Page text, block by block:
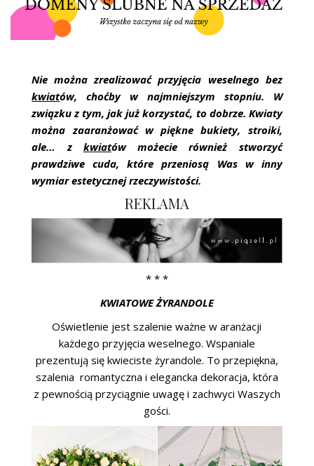
{HOT SEXY BEST}
ŚLUBNE STYLE
MAGAZYNY
ARCHIWUM
Nie można zrealizować przyjęcia weselnego bez
kwiatów, choćby w najmniejszym stopniu. W
związku z tym, jak już korzystać, to dobrze. Kwiaty
można zaaranżować w piękne bukiety, stroiki,
ale… z kwiatów możecie również stworzyć
prawdziwe cuda, które przeniosą Was w inny
wymiar estetycznej rzeczywistości.
REKLAMA
* * *
KWIATOWE ŻYRANDOLE
Oświetlenie jest szalenie ważne w aranżacji
każdego przyjęcia weselnego. Wspaniale
prezentują się kwieciste żyrandole. To przepiękna,
szalenia romantyczna i elegancka dekoracja, która
z pewnością przyciągnie uwagę i zachwyci Waszych
gości.